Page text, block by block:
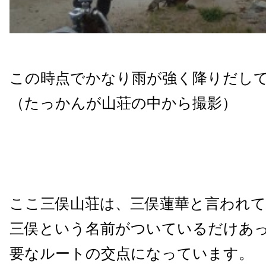
この時点でかなり雨が強く降りだし
（たっかんが山荘の中から撮影）
ここ三俣山荘は、三俣蓮華と言われ
三俣という名前がついているだけあ
要なルートの交点になっています。